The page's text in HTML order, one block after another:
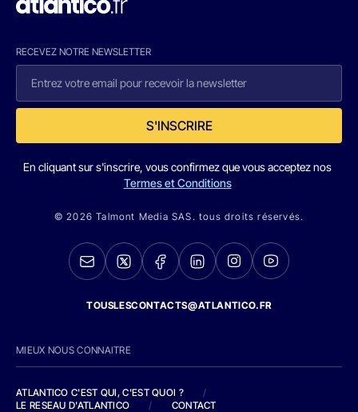
RECEVEZ NOTRE NEWSLETTER
S'INSCRIRE
En cliquant sur s'inscrire, vous confirmez que vous acceptez nos
Termes et Conditions
© 2026 Talmont Media SAS. tous droits réservés.
TOUSLESCONTACTS@ATLANTICO.FR
MIEUX NOUS CONNAITRE
ATLANTICO C'EST QUI, C'EST QUOI ?
/
LE RESEAU D'ATLANTICO
/ CONTACT